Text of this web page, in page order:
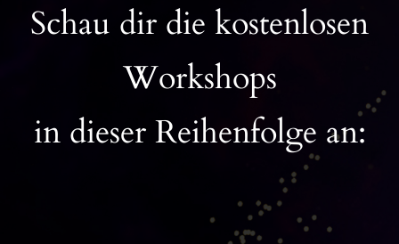
Schau dir die kostenlosen
Workshops
in dieser Reihenfolge an: